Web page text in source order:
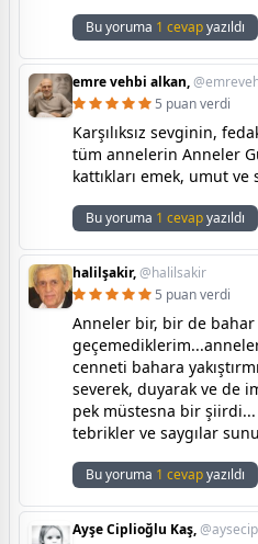
Bu yoruma 1 cevapyazıldı
emre vehbi alkan,
5 puan verdi
Karşılıksız sevginin,
tüm annelerin Anneler
kattıkları emek, umut
Bu yoruma 1 cevapyazıldı
halilşakir,@halilsakir
5 puan verdi
Anneler bir, bir de bahar
cenneti bahara
severek, duyarak ve de
pek müstesna bir şiirdi...
tebrikler ve saygılar
Bu yoruma 1 cevapyazıldı
Ayşe Ciplioğlu Kaş,